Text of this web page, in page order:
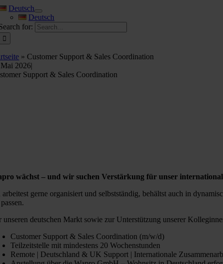
Deutsch
Deutsch
for:
» Customer Support & Sales Coordination
2026|
Support & Sales Coordination
wächst – und wir suchen Verstärkung für unser
arbeitest gerne organisiert und selbstständig, behältst auch in
unseren deutschen Markt sowie zur Unterstützung unserer
Customer Support & Sales Coordination (m/w/d)
Teilzeitstelle mit mindestens 20 Wochenstunden
Remote | Deutschland & UK Support | Internationale